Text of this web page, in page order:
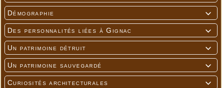

Démographie

Des personnalités liées à Gignac

Un patrimoine détruit

Un patrimoine sauvegardé

Curiosités architecturales